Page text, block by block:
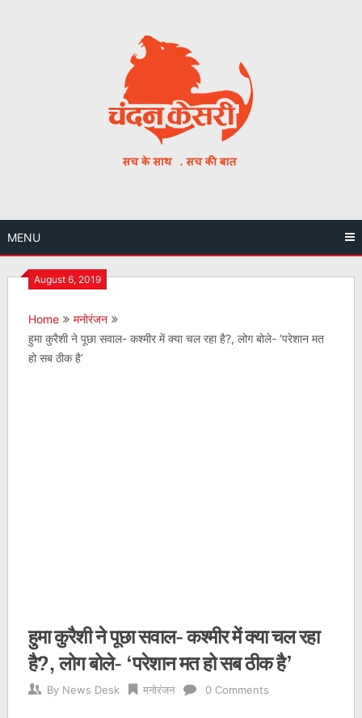
MENU
August 6, 2019
Home
मनोरंजन
हुमा कुरैशी ने पूछा सवाल- कश्मीर में क्या चल रहा है?, लोग बोले- ‘परेशान मत
हो सब ठीक है’
हुमा कुरैशी ने पूछा सवाल- कश्मीर में क्या चल रहा
है?, लोग बोले- ‘परेशान मत हो सब ठीक है’
By News Desk मनोरंजन 0 Comments